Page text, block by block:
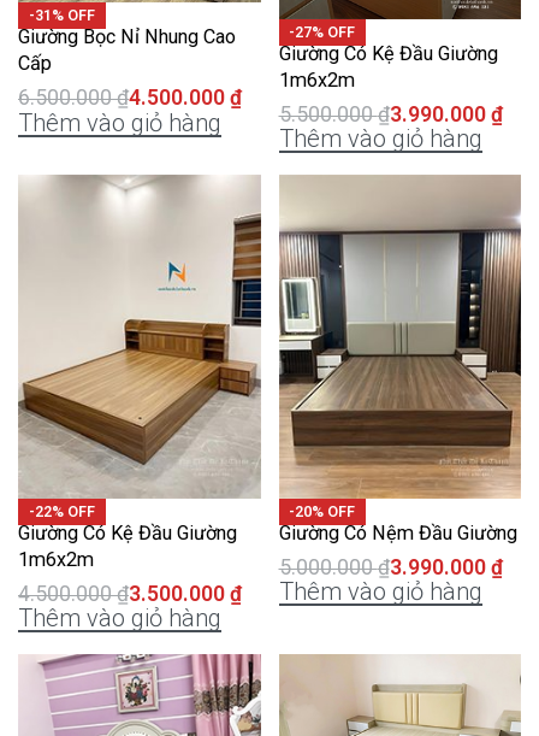
-31% OFF
Giường Bọc Nỉ Nhung Cao
Cấp
6.500.000₫4.500.000 ₫
Thêm vào giỏ hàng
-27% OFF
Giường Có Kệ Đầu Giường
1m6x2m
5.500.000₫3.990.000 ₫
Thêm vào giỏ hàng
-22% OFF
Giường Có Kệ Đầu Giường
1m6x2m
4.500.000₫3.500.000 ₫
Thêm vào giỏ hàng
-20% OFF
Giường Có Nệm Đầu Giường
5.000.000₫3.990.000 ₫
Thêm vào giỏ hàng